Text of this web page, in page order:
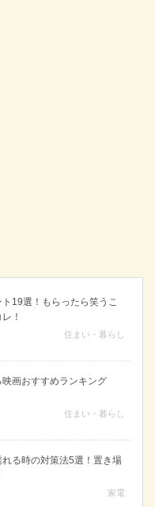
ト19選！もらったら笑うこ
！
住まい・暮らし
画おすすめランキング
住まい・暮らし
れる時の対策法5選！置き場
家電